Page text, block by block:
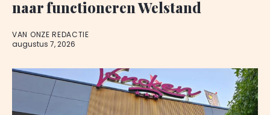
naar functioneren Welstand
VAN ONZE REDACTIE
augustus 7, 2026